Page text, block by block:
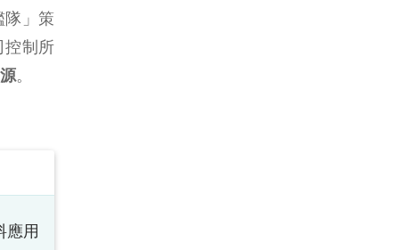
隊」策
控制所
。
應用